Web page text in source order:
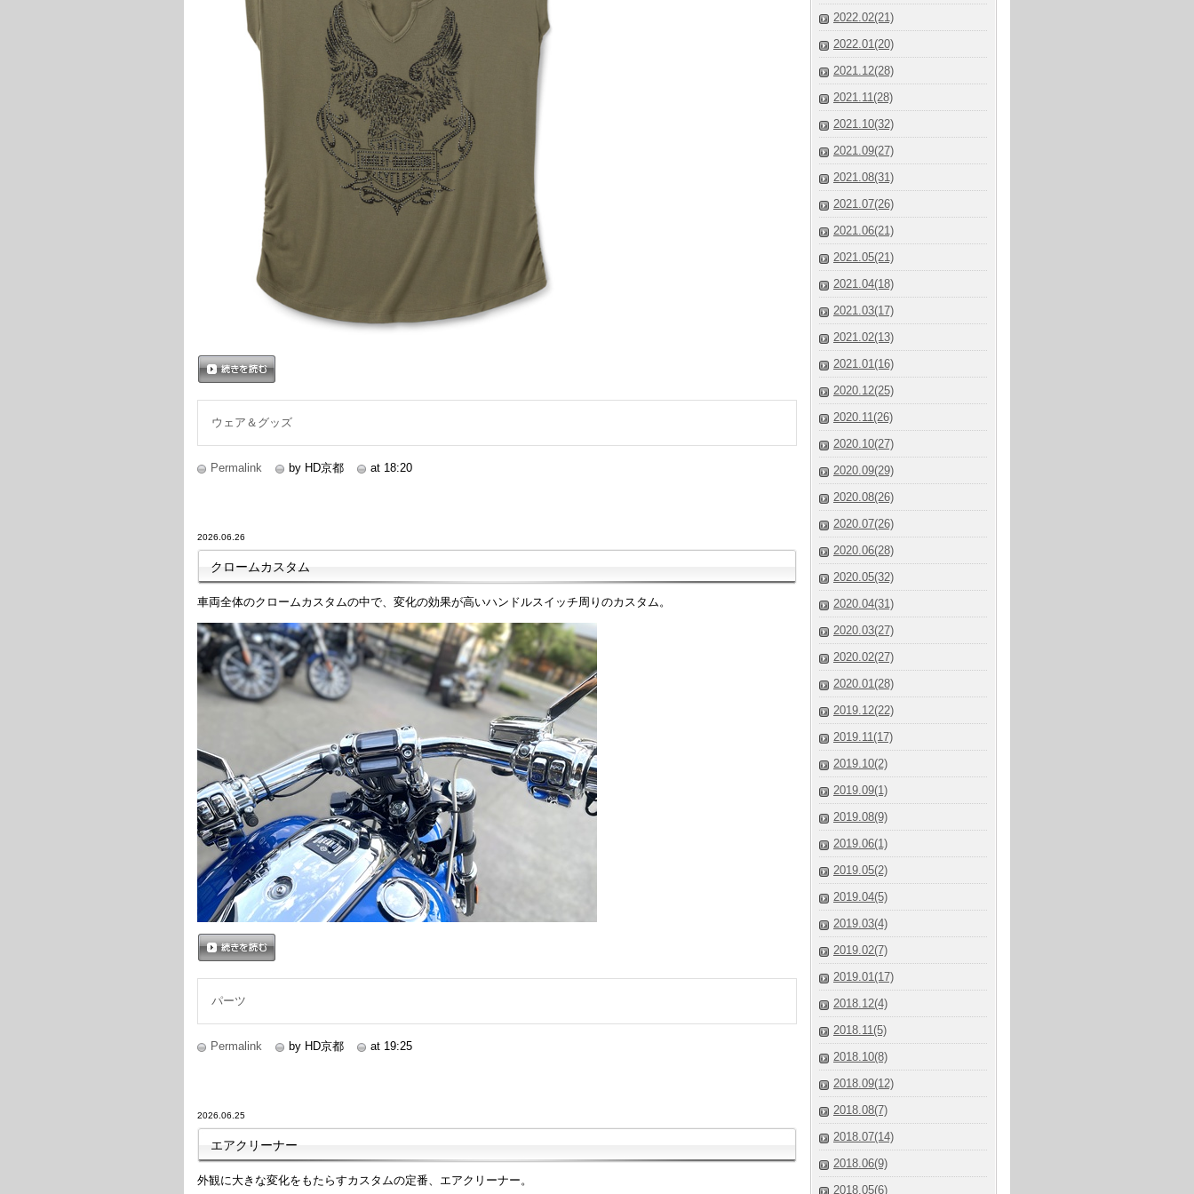
ウェア＆グッズ
Permalink by HD京都 at 18:20
2026.06.26
クロームカスタム
車両全体のクロームカスタムの中で、変化の効果が高いハンドルスイッチ周りのカスタム。
パーツ
Permalink by HD京都 at 19:25
2026.06.25
エアクリーナー
外観に大きな変化をもたらすカスタムの定番、エアクリーナー。
2022.02(21)
2022.01(20)
2021.12(28)
2021.11(28)
2021.10(32)
2021.09(27)
2021.08(31)
2021.07(26)
2021.06(21)
2021.05(21)
2021.04(18)
2021.03(17)
2021.02(13)
2021.01(16)
2020.12(25)
2020.11(26)
2020.10(27)
2020.09(29)
2020.08(26)
2020.07(26)
2020.06(28)
2020.05(32)
2020.04(31)
2020.03(27)
2020.02(27)
2020.01(28)
2019.12(22)
2019.11(17)
2019.10(2)
2019.09(1)
2019.08(9)
2019.06(1)
2019.05(2)
2019.04(5)
2019.03(4)
2019.02(7)
2019.01(17)
2018.12(4)
2018.11(5)
2018.10(8)
2018.09(12)
2018.08(7)
2018.07(14)
2018.06(9)
2018.05(6)